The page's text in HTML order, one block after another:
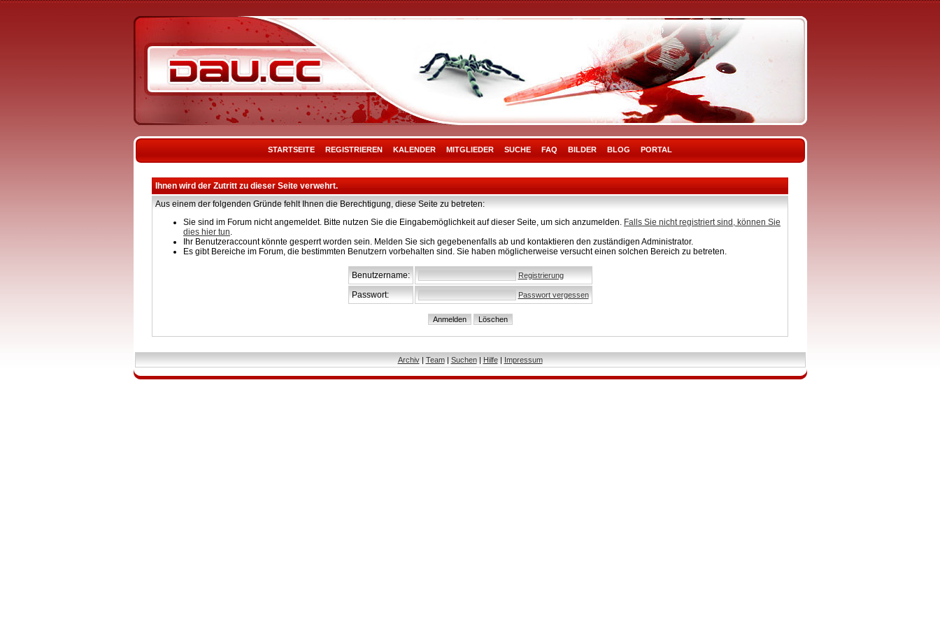
STARTSEITE REGISTRIEREN KALENDER MITGLIEDER SUCHE FAQ BILDER BLOG PORTAL
Ihnen wird der Zutritt zu dieser Seite verwehrt.
Aus einem der folgenden Gründe fehlt Ihnen die Berechtigung, diese Seite zu betreten:
Sie sind im Forum nicht angemeldet. Bitte nutzen Sie die Eingabemöglichkeit auf dieser Seite, um sich anzumelden. Falls Sie nicht registriert sind, können Sie
dies hier tun.
Ihr Benutzeraccount könnte gesperrt worden sein. Melden Sie sich gegebenenfalls ab und kontaktieren den zuständigen Administrator.
Es gibt Bereiche im Forum, die bestimmten Benutzern vorbehalten sind. Sie haben möglicherweise versucht einen solchen Bereich zu betreten.
Benutzername: Registrierung
Passwort: Passwort vergessen
Archiv| Team| Suchen| Hilfe| Impressum